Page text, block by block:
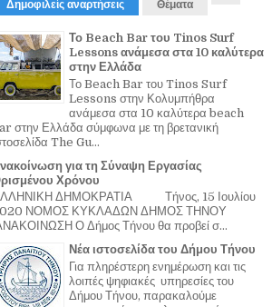
Δημοφιλείς αναρτήσεις Θέματα
Το Beach Bar του Tinos Surf
Lessons ανάμεσα στα 10 καλύτερα
στην Ελλάδα
Το Beach Bar του Tinos Surf
Lessons στην Κολυμπήθρα
ανάμεσα στα 10 καλύτερα beach
στην Ελλάδα σύμφωνα με τη βρετανική
The Gu...
για τη Σύναψη Εργασίας
Χρόνου
ΔΗΜΟΚΡΑΤΙΑ Τήνος, 15 Ιουλίου
ΝΟΜΟΣ ΚΥΚΛΑΔΩΝ ΔΗΜΟΣ ΤΗΝΟΥ
Ο Δήμος Τήνου θα προβεί σ...
Νέα ιστοσελίδα του Δήμου Τήνου
Για πληρέστερη ενημέρωση και τις
λοιπές ψηφιακές υπηρεσίες του
Δήμου Τήνου, παρακαλούμε